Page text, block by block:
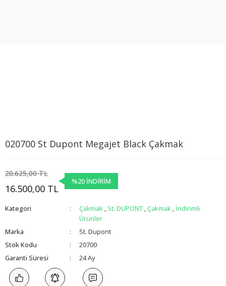
020700 St Dupont Megajet Black Çakmak
20.625,00 TL
16.500,00 TL
%20 İNDİRİM
Kategori Çakmak , St. DUPONT , Çakmak , İndirimli
Ürünler
Marka
St. Dupont
Stok Kodu
20700
Garanti Süresi
24 Ay